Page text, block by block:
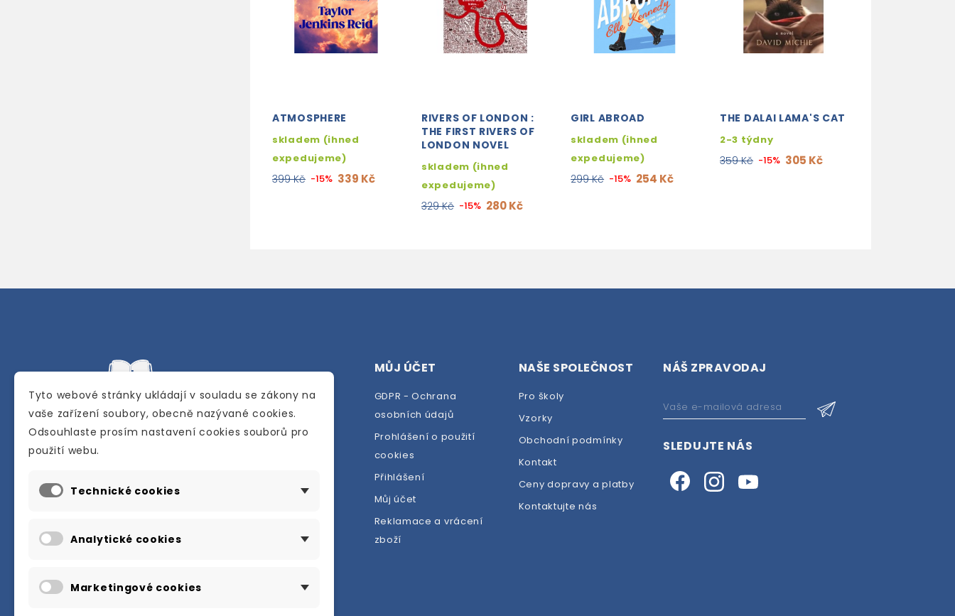
ATMOSPHERE
skladem (ihned
expedujeme)
399 Kč -15% 339 Kč
RIVERS OF LONDON :
THE FIRST RIVERS OF
LONDON NOVEL
skladem (ihned
expedujeme)
329 Kč -15% 280 Kč
GIRL ABROAD
skladem (ihned
expedujeme)
299 Kč -15% 254 Kč
THE DALAI LAMA'S CAT
2-3 týdny
359 Kč -15% 305 Kč
Internetové a kamenné knihkupectví se
anglického jazyka.
Karly Machové 48 Beroun 266 01
info@englishbooks.cz
MŮJ ÚČET
GDPR - Ochrana
osobních údajů
Prohlášení o použití
cookies
Přihlášení
Můj účet
Reklamace a vrácení
zboží
NAŠE SPOLEČNOST
Pro školy
Vzorky
Obchodní podmínky
Kontakt
Ceny dopravy a platby
Kontaktujte nás
NÁŠ ZPRAVODAJ
SLEDUJTE NÁS
Tyto webové stránky ukládají v souladu se zákony na
vaše zařízení soubory, obecně nazývané cookies.
Odsouhlaste prosím nastavení cookies souborů pro
použití webu.
Technické cookies
Analytické cookies
Marketingové cookies